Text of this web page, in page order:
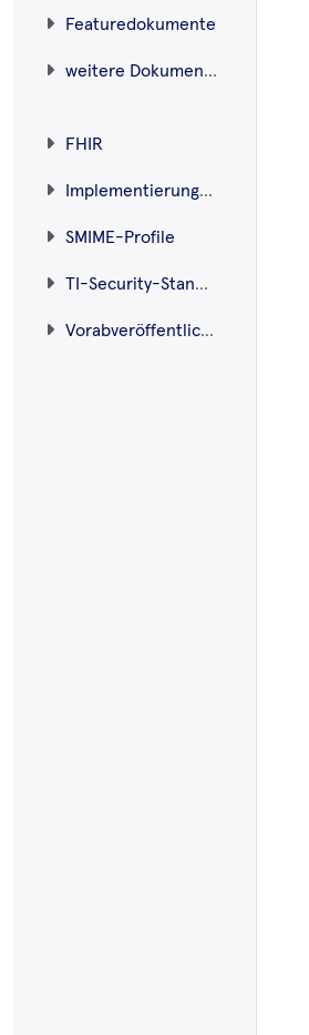
Featuredokumente
weitere Dokumente
FHIR
Implementierungsleitfäden
SMIME-Profile
TI-Security-Standard
Vorabveröffentlichungen